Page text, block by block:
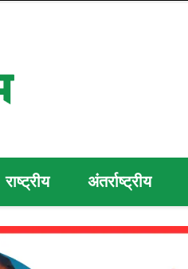
राष्ट्रीय अंतर्राष्ट्रीय